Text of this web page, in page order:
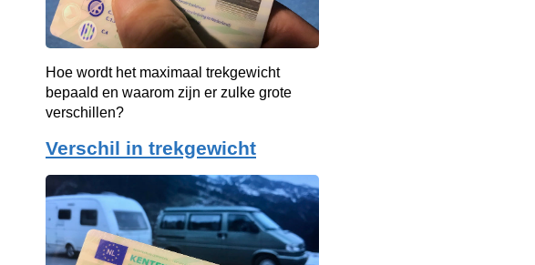
Hoe wordt het maximaal trekgewicht
bepaald en waarom zijn er zulke grote
verschillen?
Verschil in trekgewicht